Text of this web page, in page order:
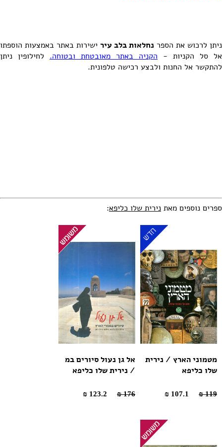
ניתן לרכוש את הספר נחלאות בלב עיר ישירות באתר באמצעות הוספתו
אל סל הקניות - הקניה באתר מאובטחת ובטוחה. לחילופין ניתן
להתקשר אל החנות ולבצע רכישה טלפונית.
ספרים נוספים מאת נירית שלו כליפא:
מטמוני הארץ / נירית
שלו כליפא
119 ₪
אל גן נעול סיורים במ
/ נירית שלו כליפא
176 ₪